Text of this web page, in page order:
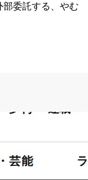
委託する、やむ